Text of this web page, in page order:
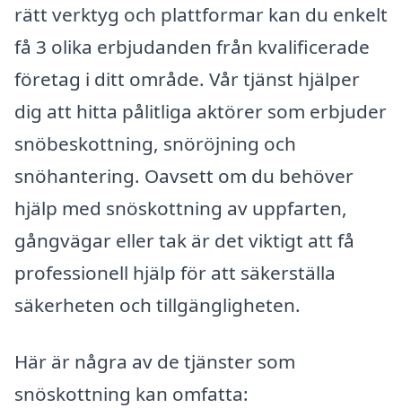
rätt verktyg och plattformar kan du enkelt
få 3 olika erbjudanden från kvalificerade
företag i ditt område. Vår tjänst hjälper
dig att hitta pålitliga aktörer som erbjuder
snöbeskottning, snöröjning och
snöhantering. Oavsett om du behöver
hjälp med snöskottning av uppfarten,
gångvägar eller tak är det viktigt att få
professionell hjälp för att säkerställa
säkerheten och tillgängligheten.
Här är några av de tjänster som
snöskottning kan omfatta: